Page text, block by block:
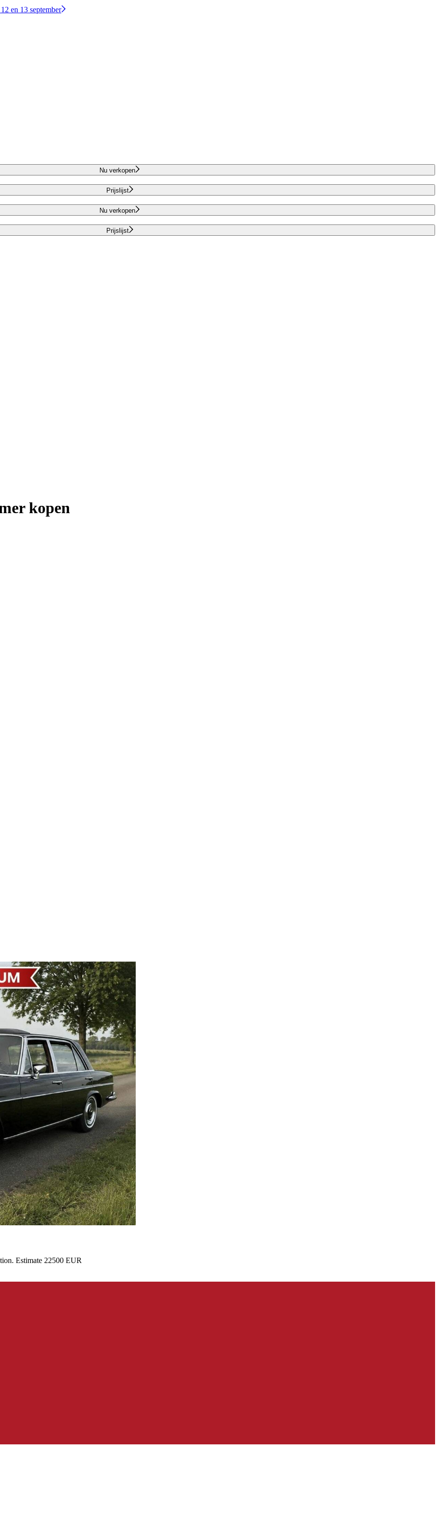
en 13 september
Nu verkopen
Prijslijst
Nu verkopen
Prijslijst
kopen
Estimate 22500 EUR